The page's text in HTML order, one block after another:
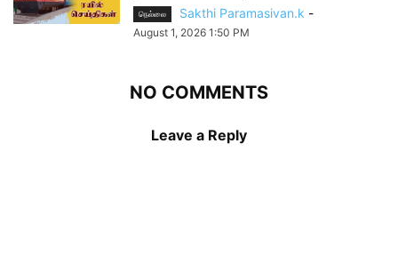
நெல்லை Sakthi Paramasivan.k -
August 1, 2026 1:50 PM
NO COMMENTS
Leave a Reply